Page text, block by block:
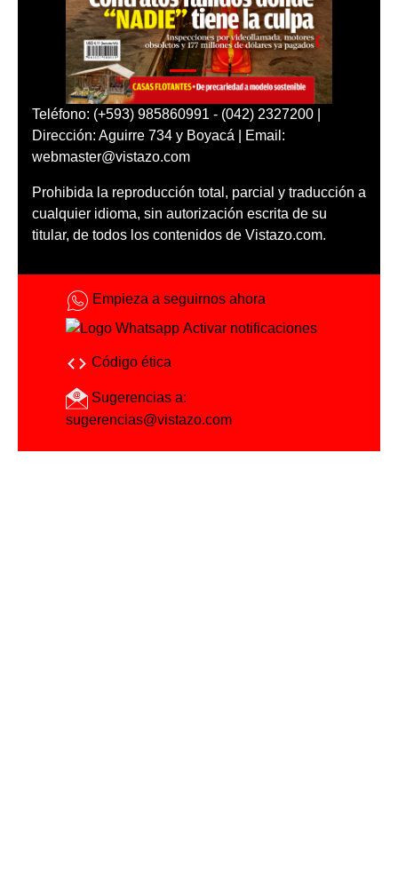
Teléfono: (+593) 985860991 - (042) 2327200 |
Dirección: Aguirre 734 y Boyacá | Email:
webmaster@vistazo.com
Prohibida la reproducción total, parcial y traducción a
cualquier idioma, sin autorización escrita de su
titular, de todos los contenidos de Vistazo.com.
Empieza a seguirnos ahora
Activar notificaciones
Código ética
Sugerencias a:
sugerencias@vistazo.com